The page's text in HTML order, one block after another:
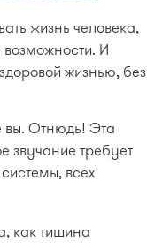
жизнь человека,
возможности. И
жизнью, без
вы. Отнюдь! Эта
звучание требует
всех
как тишина